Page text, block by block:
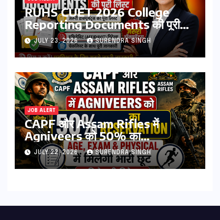
RUHS CUET 2026 College
Reporting Documents की पूरी
लिस्ट | जरूरी डॉक्यूमेंट्स, मेडिकल
सर्टिफिकेट, एफिडेविट & चेकलिस्ट
JULY 23, 2026 SURENDRA SINGH
JOB ALERT
CAPF और Assam Rifles में
Agniveers को 50% का
Reservation: Age, Exam &
Physical में मिलेगी भारी छूट | पढिये पूरी
डिटेल्स
JULY 22, 2026 SURENDRA SINGH